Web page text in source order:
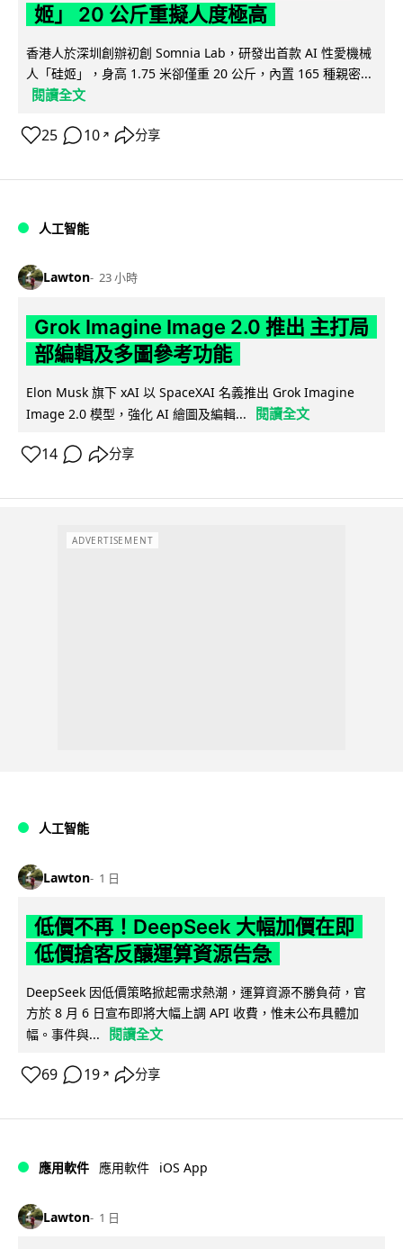
姬」 20 公斤重擬人度極高
香港人於深圳創辦初創 Somnia Lab，研發出首款 AI 性愛機械
人「硅姬」，身高 1.75 米卻僅重 20 公斤，內置 165 種親密...
閱讀全文
25 10 ↗ 分享
人工智能
Lawton 23 小時
Grok Imagine Image 2.0 推出 主打局
部編輯及多圖參考功能
Elon Musk 旗下 xAI 以 SpaceXAI 名義推出 Grok Imagine
Image 2.0 模型，強化 AI 繪圖及編輯...
閱讀全文
14 分享
ADVERTISEMENT
人工智能
Lawton 1 日
低價不再！DeepSeek 大幅加價在即
低價搶客反釀運算資源告急
DeepSeek 因低價策略掀起需求熱潮，運算資源不勝負荷，官
方於 8 月 6 日宣布即將大幅上調 API 收費，惟未公布具體加
幅。事件與...
閱讀全文
69 19 ↗ 分享
應用軟件 應用軟件 iOS App
Lawton 1 日